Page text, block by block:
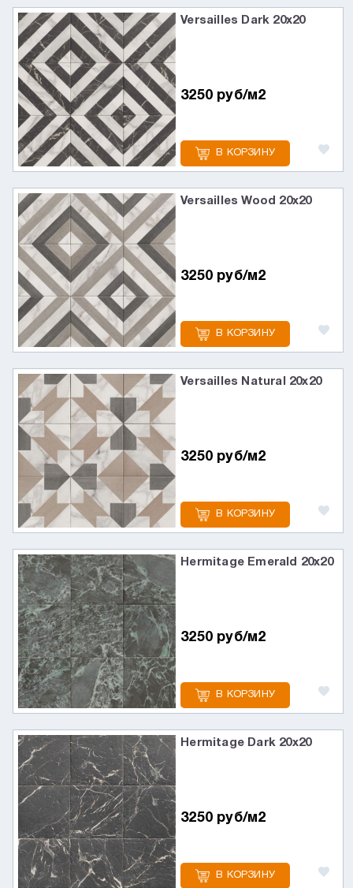
Versailles Dark 20х20
3250 руб/м2
В КОРЗИНУ
Versailles Wood 20х20
3250 руб/м2
В КОРЗИНУ
Versailles Natural 20х20
3250 руб/м2
В КОРЗИНУ
Hermitage Emerald 20х20
3250 руб/м2
В КОРЗИНУ
Hermitage Dark 20х20
3250 руб/м2
В КОРЗИНУ